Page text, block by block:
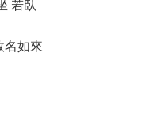
若臥
名如來